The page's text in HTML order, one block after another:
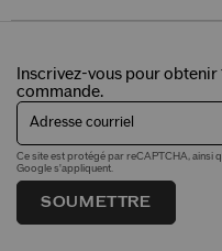
Inscrivez-vous pour
commande.
Adresse courriel
Ce site est protégé par reCAPTCHA, ainsi
Google s'appliquent.
SOUMETTRE